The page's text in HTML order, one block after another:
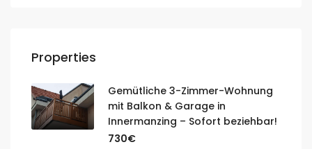
Properties
Gemütliche 3-Zimmer-Wohnung
mit Balkon & Garage in
Innermanzing – Sofort beziehbar!
730€